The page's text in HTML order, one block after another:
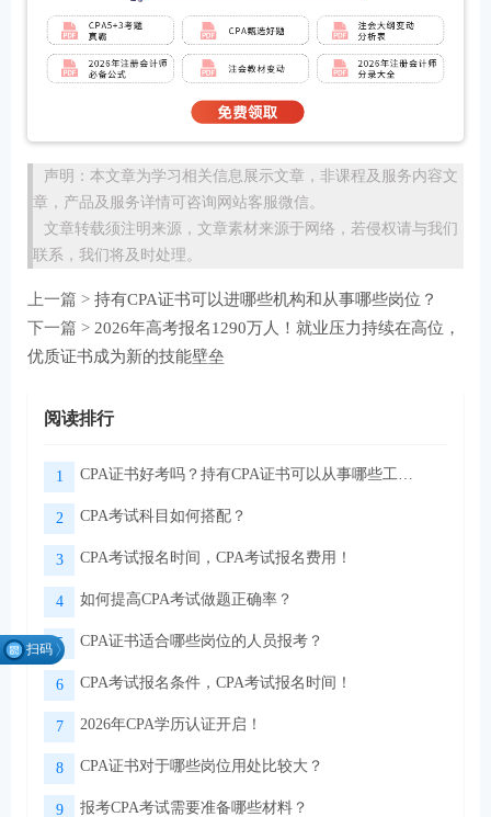
声明：本文章为学习相关信息展示文章，非课程及服务内容文
章，产品及服务详情可咨询网站客服微信。
文章转载须注明来源，文章素材来源于网络，若侵权请与我们
联系，我们将及时处理。
上一篇 > 持有CPA证书可以进哪些机构和从事哪些岗位？
下一篇 > 2026年高考报名1290万人！就业压力持续在高位，
优质证书成为新的技能壁垒
阅读排行
1 CPA证书好考吗？持有CPA证书可以从事哪些工作？
2 CPA考试科目如何搭配？
3 CPA考试报名时间，CPA考试报名费用！
4 如何提高CPA考试做题正确率？
5 CPA证书适合哪些岗位的人员报考？
6 CPA考试报名条件，CPA考试报名时间！
7 2026年CPA学历认证开启！
8 CPA证书对于哪些岗位用处比较大？
9 报考CPA考试需要准备哪些材料？
扫码
微信扫码关注公众号 领取CPA学习资料